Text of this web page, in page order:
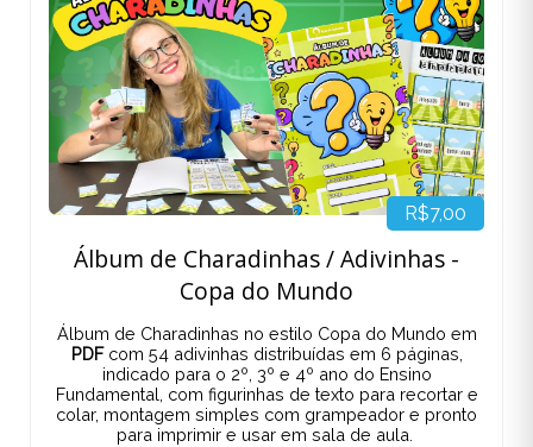
R$7,00
Álbum de Charadinhas / Adivinhas -
Copa do Mundo
Álbum de Charadinhas no estilo Copa do Mundo em
PDFcom 54 adivinhas distribuídas em 6 páginas,
indicado para o 2º, 3º e 4º ano do Ensino
Fundamental, com figurinhas de texto para recortar e
colar, montagem simples com grampeador e pronto
para imprimir e usar em sala de aula.